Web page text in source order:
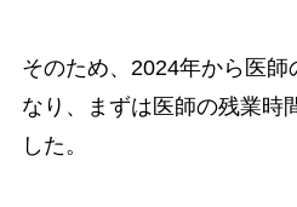
そのため、2024年から医師
なり、まずは医師の残業時
した。